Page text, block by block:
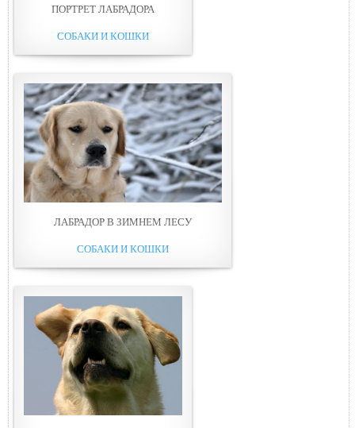
ПОРТРЕТ ЛАБРАДОРА
СОБАКИ И КОШКИ
ЛАБРАДОР В ЗИМНЕМ ЛЕСУ
СОБАКИ И КОШКИ